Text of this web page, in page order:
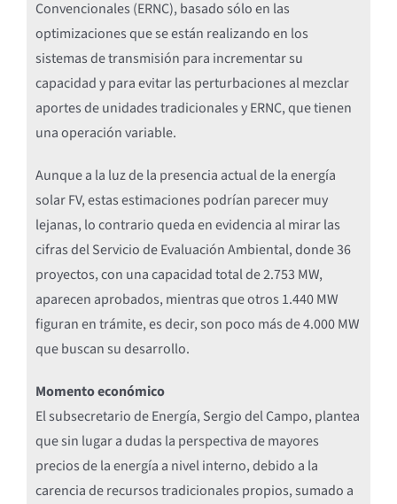
Convencionales (ERNC), basado sólo en las
optimizaciones que se están realizando en los
sistemas de transmisión para incrementar su
capacidad y para evitar las perturbaciones al mezclar
aportes de unidades tradicionales y ERNC, que tienen
una operación variable.
Aunque a la luz de la presencia actual de la energía
solar FV, estas estimaciones podrían parecer muy
lejanas, lo contrario queda en evidencia al mirar las
cifras del Servicio de Evaluación Ambiental, donde 36
proyectos, con una capacidad total de 2.753 MW,
aparecen aprobados, mientras que otros 1.440 MW
figuran en trámite, es decir, son poco más de 4.000 MW
que buscan su desarrollo.
Momento económico
El subsecretario de Energía, Sergio del Campo, plantea
que sin lugar a dudas la perspectiva de mayores
precios de la energía a nivel interno, debido a la
carencia de recursos tradicionales propios, sumado a